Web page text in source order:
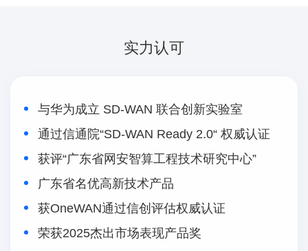
实力认可
与华为成立 SD-WAN 联合创新实验室
通过信通院“SD-WAN Ready 2.0“ 权威认证
获评“广东省网安智算工程技术研究中心”
广东省名优高新技术产品
获OneWAN通过信创评估权威认证
荣获2025杰出市场表现产品奖